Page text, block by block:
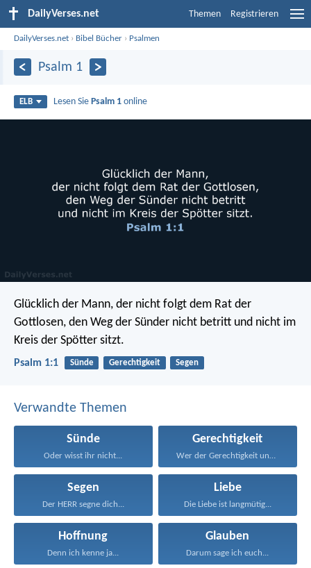
DailyVerses.net Themen Registrieren
DailyVerses.net › Bibel Bücher › Psalmen
Psalm 1
ELB Lesen Sie Psalm 1 online
Glücklich der Mann, der nicht folgt dem Rat der
Gottlosen, den Weg der Sünder nicht betritt und nicht im
Kreis der Spötter sitzt.
Psalm 1:1 Sünde Gerechtigkeit Segen
Verwandte Themen
Sünde
Oder wisst ihr nicht...
Gerechtigkeit
Wer der Gerechtigkeit und...
Segen
Der HERR segne dich...
Liebe
Die Liebe ist langmütig...
Hoffnung
Denn ich kenne ja...
Glauben
Darum sage ich euch...